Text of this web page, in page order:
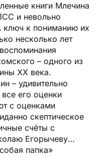
книги Млечина
и невольно
ключ к пониманию их
несколько лет
– одного из
ХХ века.
– удивительно
его оценки
с оценками
скептическое
счёты с
Егорычеву…
папка»